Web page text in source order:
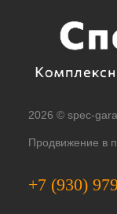
2026 © spec-
Продвижение в
+7 (930)